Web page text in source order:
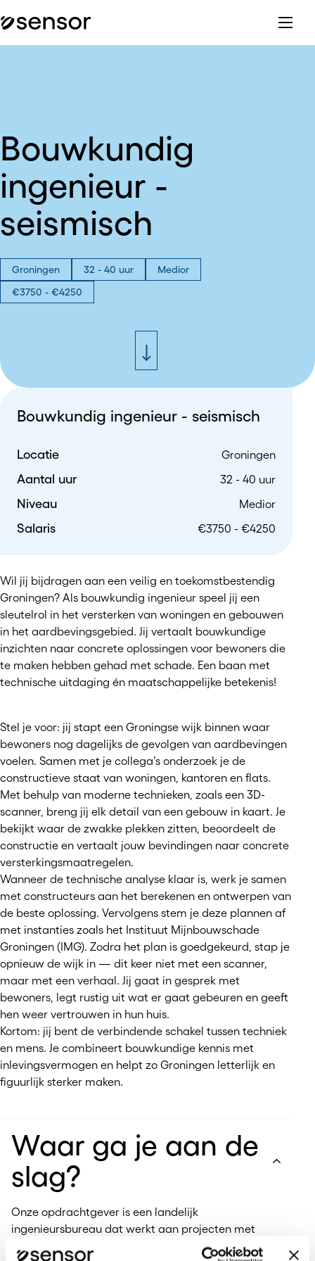
Bouwkundig
ingenieur -
seismisch
Groningen 32 - 40 uur
Medior
€3750 - €4250
Bouwkundig ingenieur - seismisch
Locatie Groningen
Aantal uur 32 - 40 uur
Niveau Medior
Salaris €3750 - €4250
Wil jij bijdragen aan een veilig en toekomstbestendig
Groningen? Als bouwkundig ingenieur speel jij een
sleutelrol in het versterken van woningen en gebouwen
in het aardbevingsgebied. Jij vertaalt bouwkundige
inzichten naar concrete oplossingen voor bewoners die
te maken hebben gehad met schade. Een baan met
technische uitdaging én maatschappelijke betekenis!
Stel je voor: jij stapt een Groningse wijk binnen waar
bewoners nog dagelijks de gevolgen van aardbevingen
voelen. Samen met je collega’s onderzoek je de
constructieve staat van woningen, kantoren en flats.
Met behulp van moderne technieken, zoals een 3D-
scanner, breng jij elk detail van een gebouw in kaart. Je
bekijkt waar de zwakke plekken zitten, beoordeelt de
constructie en vertaalt jouw bevindingen naar concrete
versterkingsmaatregelen.
Wanneer de technische analyse klaar is, werk je samen
met constructeurs aan het berekenen en ontwerpen van
de beste oplossing. Vervolgens stem je deze plannen af
met instanties zoals het Instituut Mijnbouwschade
Groningen (IMG). Zodra het plan is goedgekeurd, stap je
opnieuw de wijk in — dit keer niet met een scanner,
maar met een verhaal. Jij gaat in gesprek met
bewoners, legt rustig uit wat er gaat gebeuren en geeft
hen weer vertrouwen in hun huis.
Kortom: jij bent de verbindende schakel tussen techniek
en mens. Je combineert bouwkundige kennis met
inlevingsvermogen en helpt zo Groningen letterlijk en
figuurlijk sterker maken.
Waar ga je aan de
slag?
Onze opdrachtgever is een landelijk
ingenieursbureau dat werkt aan projecten met
een grote maatschappelijke impact. In